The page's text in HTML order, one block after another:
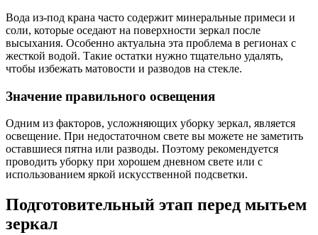
Вода из-под крана часто содержит минеральные примеси и
соли, которые оседают на поверхности зеркал после
высыхания. Особенно актуальна эта проблема в регионах с
жесткой водой. Такие остатки нужно тщательно удалять,
чтобы избежать матовости и разводов на стекле.
Значение правильного освещения
Одним из факторов, усложняющих уборку зеркал, является
освещение. При недостаточном свете вы можете не заметить
оставшиеся пятна или разводы. Поэтому рекомендуется
проводить уборку при хорошем дневном свете или с
использованием яркой искусственной подсветки.
Подготовительный этап перед мытьем
зеркал